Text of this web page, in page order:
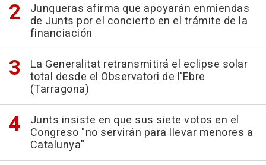
Junqueras afirma que apoyarán enmiendas
de Junts por el concierto en el trámite de la
financiación
La Generalitat retransmitirá el eclipse solar
total desde el Observatori de l'Ebre
(Tarragona)
Junts insiste en que sus siete votos en el
Congreso "no servirán para llevar menores a
Catalunya"